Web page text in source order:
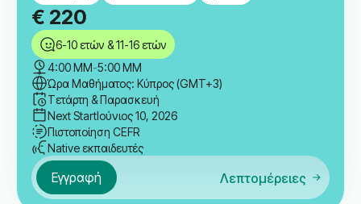
€ 220
6-10 ετών & 11-16 ετών
4:00 ΜΜ-5:00 ΜΜ
Ώρα Μαθήματος: Κύπρος (GMT+3)
Τετάρτη & Παρασκευή
Next StartΙούνιος 10, 2026
Πιστοποίηση CEFR
Native εκπαιδευτές
Εγγραφή Λεπτομέρειες